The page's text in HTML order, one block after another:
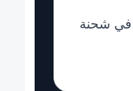
في شحنة